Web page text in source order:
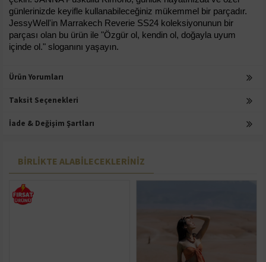
günlerinizde keyifle kullanabileceğiniz mükemmel bir parçadır.
JessyWell'in Marrakech Reverie SS24 koleksiyonunun bir
parçası olan bu ürün ile "Özgür ol, kendin ol, doğayla uyum
içinde ol." sloganını yaşayın.
Ürün Yorumları
Taksit Seçenekleri
İade & Değişim Şartları
BIRLIKTE ALABILECEKLERINIZ